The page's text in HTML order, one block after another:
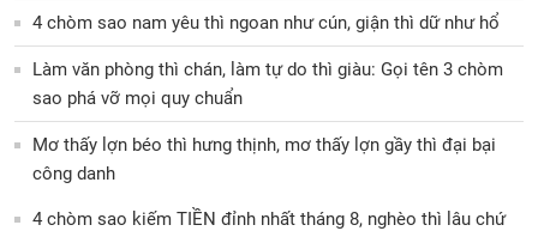
4 chòm sao nam yêu thì ngoan như cún, giận thì dữ như hổ
Làm văn phòng thì chán, làm tự do thì giàu: Gọi tên 3 chòm
sao phá vỡ mọi quy chuẩn
Mơ thấy lợn béo thì hưng thịnh, mơ thấy lợn gầy thì đại bại
công danh
4 chòm sao kiếm TIỀN đỉnh nhất tháng 8, nghèo thì lâu chứ